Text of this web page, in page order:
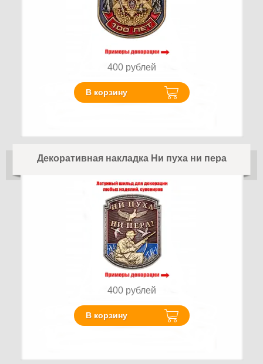
400 рублей
В корзину
Декоративная накладка Ни пуха ни пера
400 рублей
В корзину